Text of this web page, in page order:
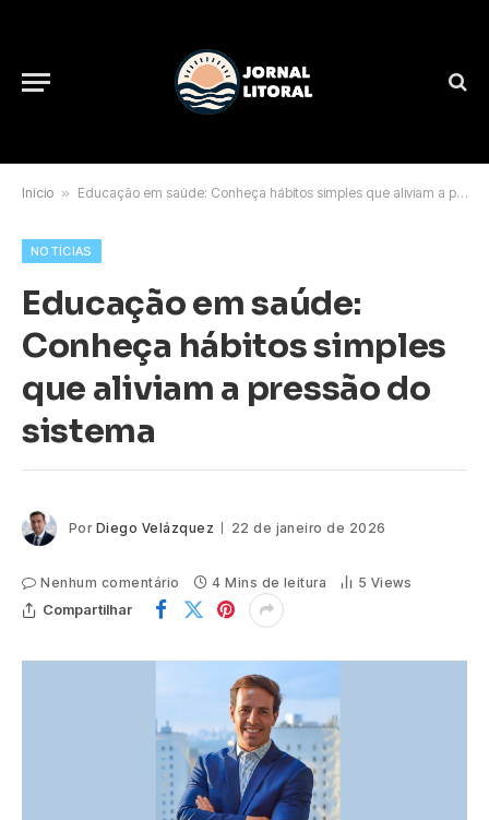
Início » Educação em saúde: Conheça hábitos simples que aliviam a pressão do sistema
NOTÍCIAS
Educação em saúde:
Conheça hábitos simples
que aliviam a pressão do
sistema
Por Diego Velázquez 22 de janeiro de 2026
Nenhum comentário 4 Mins de leitura 5 Views
Compartilhar